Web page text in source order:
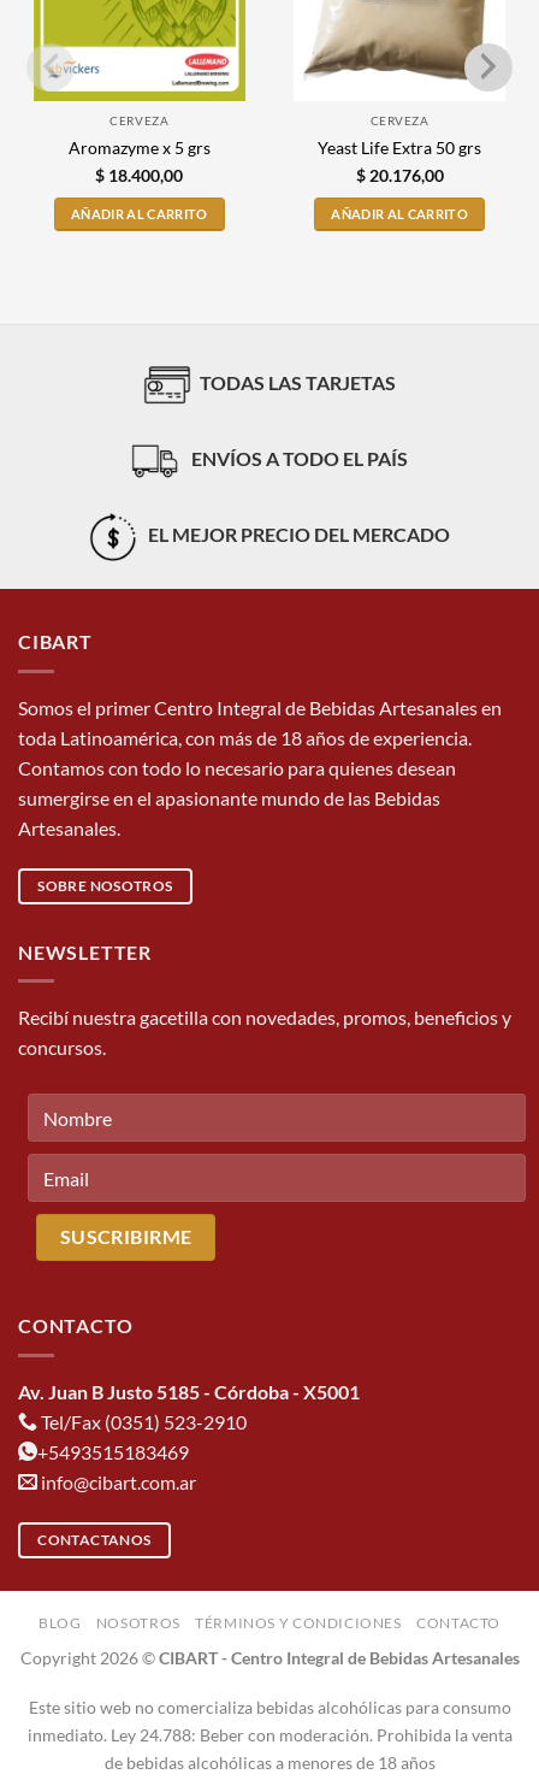
CERVEZA
Aromazyme x 5 grs
$ 18.400,00
AÑADIR AL CARRITO
CERVEZA
Yeast Life Extra 50 grs
$20.176,00
AÑADIR AL CARRITO
TODAS LAS TARJETAS
ENVÍOS A TODO EL PAÍS
EL MEJOR PRECIO DEL MERCADO
CIBART
Somos el primer Centro Integral de Bebidas Artesanales en
toda Latinoamérica, con más de 18 años de experiencia.
Contamos con todo lo necesario para quienes desean
sumergirse en el apasionante mundo de las Bebidas
Artesanales.
SOBRE NOSOTROS
NEWSLETTER
Recibí nuestra gacetilla con novedades, promos, beneficios y
concursos.
CONTACTO
Av. Juan B Justo 5185 - Córdoba - X5001
Tel/Fax (0351) 523-2910
+5493515183469
info@cibart.com.ar
CONTACTANOS
BLOG NOSOTROS TÉRMINOS Y CONDICIONES CONTACTO
Copyright 2026 ©CIBART - Centro Integral de Bebidas Artesanales
Este sitio web no comercializa bebidas alcohólicas para consumo
inmediato. Ley 24.788: Beber con moderación. Prohibida la venta
de bebidas alcohólicas a menores de 18 años